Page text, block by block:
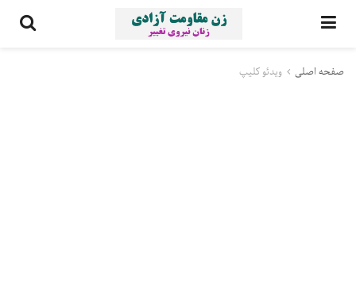
صفحه اصلی ویدئو کلیپ